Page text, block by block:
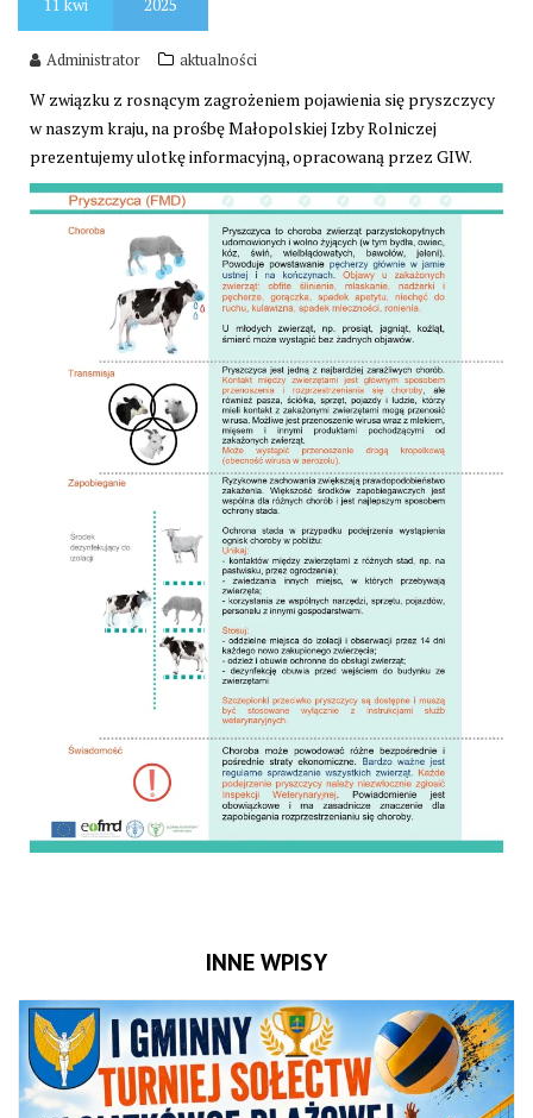
Administrator aktualności
W związku z rosnącym zagrożeniem pojawienia się pryszczycy
w naszym kraju, na prośbę Małopolskiej Izby Rolniczej
prezentujemy ulotkę informacyjną, opracowaną przez GIW.
INNE WPISY